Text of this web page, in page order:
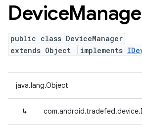
Device
public class DeviceManager
extends Object
implements
java.lang.Object
↳